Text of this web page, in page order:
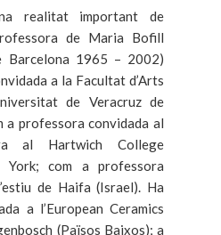
realitat important de
de Maria Bofill
Barcelona 1965 – 2002)
a la Facultat d’Arts
de Veracruz de
a professora convidada al
al Hartwich College
York; com a professora
de Haifa (Israel). Ha
a l’European Ceramics
(Països Baixos); a